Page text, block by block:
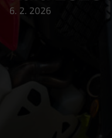
6. 2. 2026